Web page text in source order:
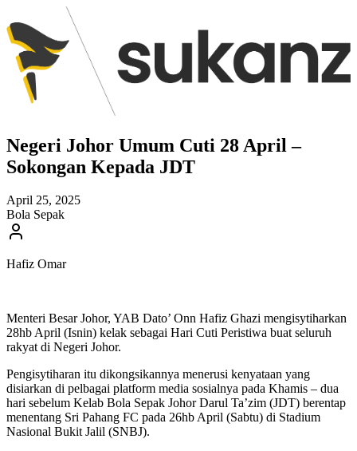
Negeri Johor Umum Cuti 28 April –
Sokongan Kepada JDT
April 25, 2025
Bola Sepak
Hafiz Omar
Menteri Besar Johor, YAB Dato’ Onn Hafiz Ghazi mengisytiharkan
28hb April (Isnin) kelak sebagai Hari Cuti Peristiwa buat seluruh
rakyat di Negeri Johor.
Pengisytiharan itu dikongsikannya menerusi kenyataan yang
disiarkan di pelbagai platform media sosialnya pada Khamis – dua
hari sebelum Kelab Bola Sepak Johor Darul Ta’zim (JDT) berentap
menentang Sri Pahang FC pada 26hb April (Sabtu) di Stadium
Nasional Bukit Jalil (SNBJ).